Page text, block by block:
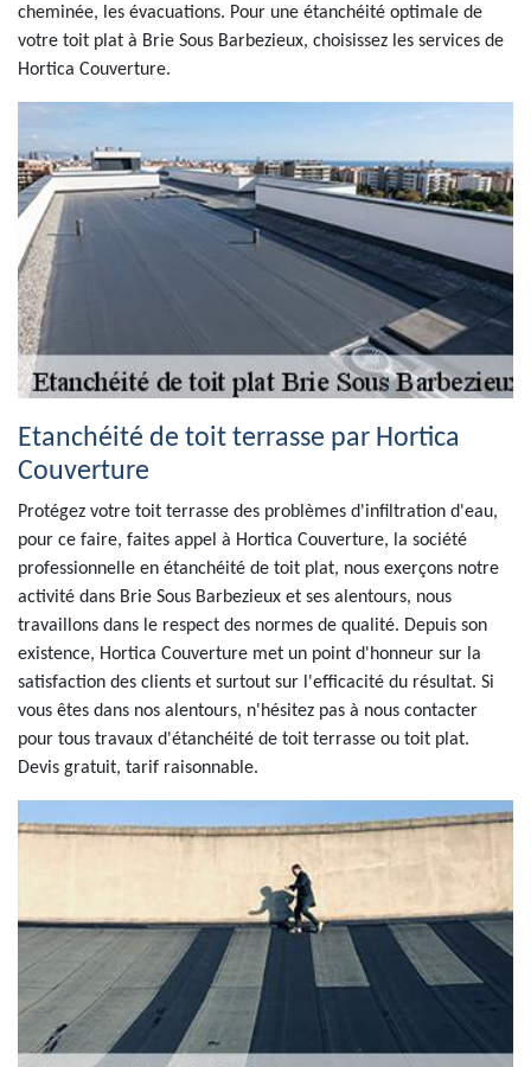
cheminée, les évacuations. Pour une étanchéité optimale de
votre toit plat à Brie Sous Barbezieux, choisissez les services de
Hortica Couverture.
Etanchéité de toit terrasse par Hortica
Couverture
Protégez votre toit terrasse des problèmes d'infiltration d'eau,
pour ce faire, faites appel à Hortica Couverture, la société
professionnelle en étanchéité de toit plat, nous exerçons notre
activité dans Brie Sous Barbezieux et ses alentours, nous
travaillons dans le respect des normes de qualité. Depuis son
existence, Hortica Couverture met un point d'honneur sur la
satisfaction des clients et surtout sur l'efficacité du résultat. Si
vous êtes dans nos alentours, n'hésitez pas à nous contacter
pour tous travaux d'étanchéité de toit terrasse ou toit plat.
Devis gratuit, tarif raisonnable.